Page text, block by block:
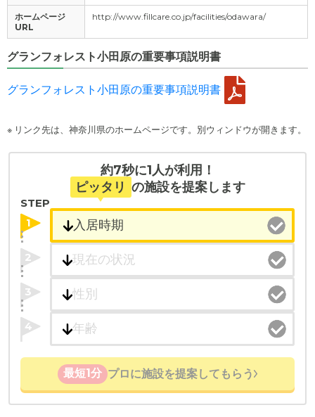
ホームページ
URL
http://www.fillcare.co.jp/facilities/odawara/
グランフォレスト小田原の重要事項説明書
グランフォレスト小田原の重要事項説明書
※ リンク先は、神奈川県のホームページです。別ウィンドウが開きます。
約7秒に1人が利用！
ピッタリ の施設を提案します
STEP
1
2
3
4
最短1分 プロに施設を提案してもらう